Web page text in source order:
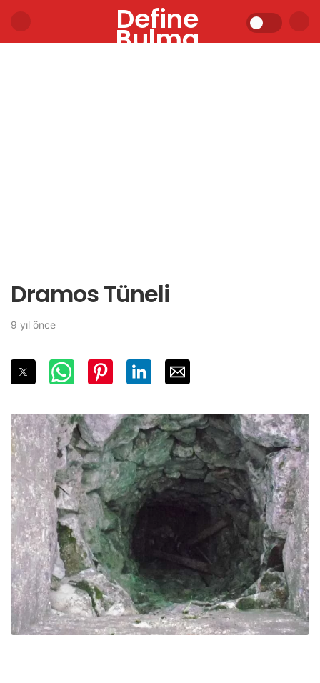
Define
Bulma
Dramos Tüneli
9 yıl önce